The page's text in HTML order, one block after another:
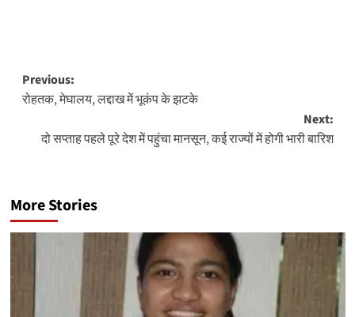
Post
navigation
Previous:
रोहतक, मेघालय, लद्दाख में भूकंप के झटके
Next:
दो सप्ताह पहले पूरे देश में पहुंचा मानसून, कई राज्यों में होगी भारी बारिश
More Stories